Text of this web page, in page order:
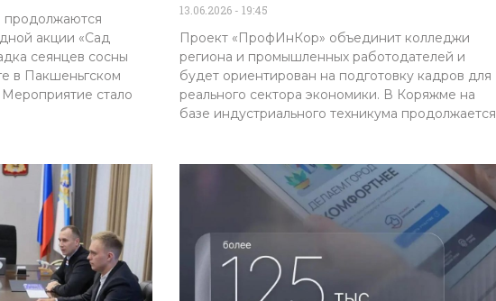
продолжаются
акции «Сад
сеянцев сосны
в Пакшеньгском
Мероприятие стало
13.06.2026 19:45
Проект «ПрофИнКор» объединит колледжи
региона и промышленных работодателей и
будет ориентирован на подготовку кадров для
реального сектора экономики. В Коряжме на
базе индустриального техникума продолжается